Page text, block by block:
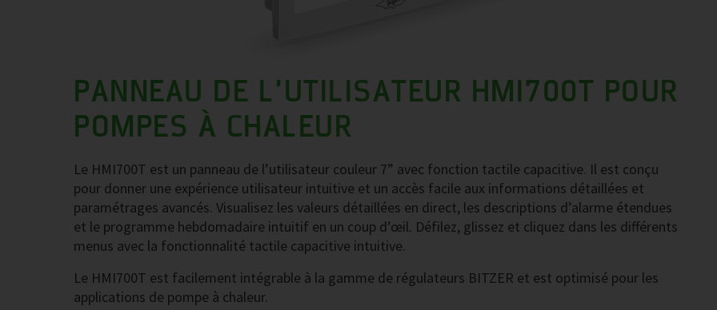
PANNEAU DE L’UTILISATEUR HMI700T POUR
POMPES À CHALEUR
Le HMI700T est un panneau de l’utilisateur couleur 7” avec fonction tactile capacitive. Il est conçu
pour donner une expérience utilisateur intuitive et un accès facile aux informations détaillées et
paramétrages avancés. Visualisez les valeurs détaillées en direct, les descriptions d’alarme étendues
et le programme hebdomadaire intuitif en un coup d’œil. Défilez, glissez et cliquez dans les différents
menus avec la fonctionnalité tactile capacitive intuitive.
Le HMI700T est facilement intégrable à la gamme de régulateurs BITZER et est optimisé pour les
applications de pompe à chaleur.